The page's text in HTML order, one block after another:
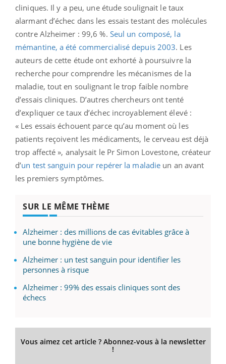
cliniques. Il y a peu, une étude soulignait le taux
alarmant d’échec dans les essais testant des molécules
contre Alzheimer : 99,6 %. Seul un composé, la
mémantine, a été commercialisé depuis 2003. Les
auteurs de cette étude ont exhorté à poursuivre la
recherche pour comprendre les mécanismes de la
maladie, tout en soulignant le trop faible nombre
d’essais cliniques. D’autres chercheurs ont tenté
d’expliquer ce taux d’échec incroyablement élevé :
« Les essais échouent parce qu’au moment où les
patients reçoivent les médicaments, le cerveau est déjà
trop affecté », analysait le Pr Simon Lovestone, créateur
d’un test sanguin pour repérer la maladie un an avant
les premiers symptômes.
SUR LE MÊME THÈME
Alzheimer : des millions de cas évitables grâce à
une bonne hygiène de vie
Alzheimer : un test sanguin pour identifier les
personnes à risque
Alzheimer : 99% des essais cliniques sont des
échecs
Vous aimez cet article ? Abonnez-vous à la newsletter
!